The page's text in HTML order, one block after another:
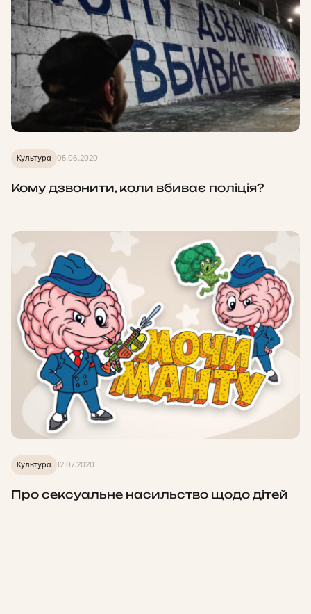
Культура 05.06.2020
Кому дзвонити, коли вбиває поліція?
Культура 12.07.2020
Про сексуальне насильство щодо дітей